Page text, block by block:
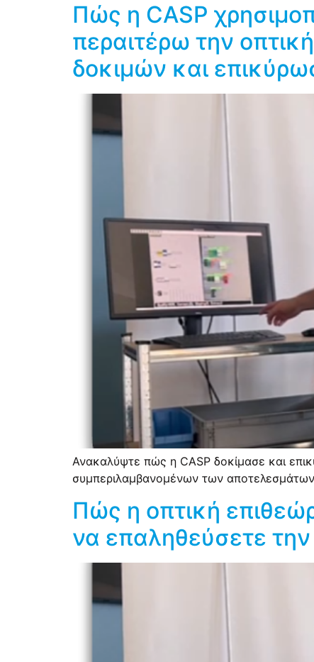
Πώς η CASP
περαιτέρω την
δοκιμών και
Ανακαλύψτε πώς η CASP δοκίμασε και
συμπεριλαμβανομένων των
Πώς η οπτική
να επαληθεύσετε